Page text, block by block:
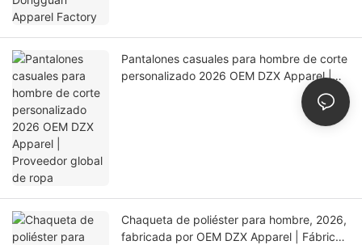
Pantalones casuales para hombre de corte
personalizado 2026 OEM DZX Apparel |
Chaqueta de poliéster para hombre, 2026,
fabricada por OEM DZX Apparel | Fábrica